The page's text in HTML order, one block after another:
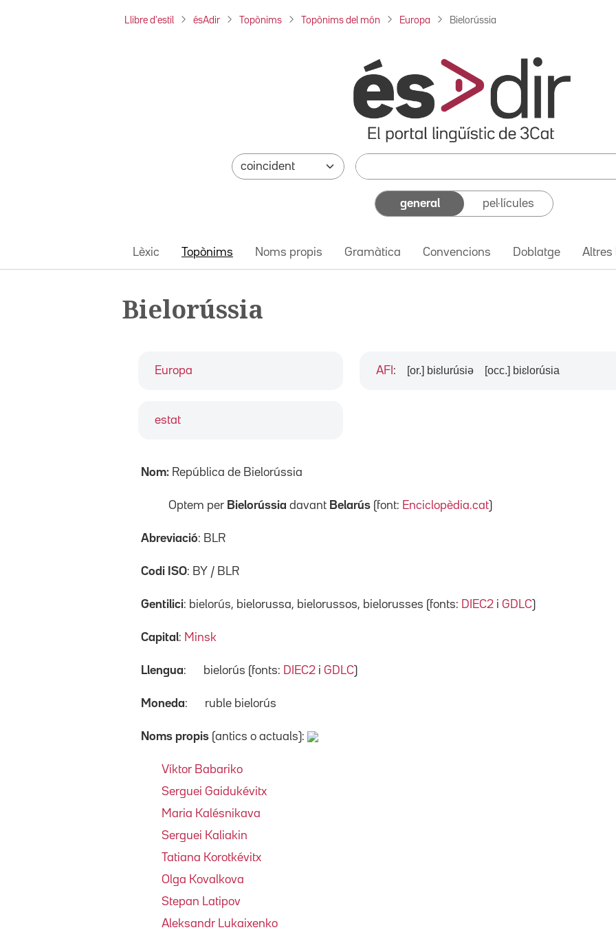
Llibre d'estil ésAdir Topònims Topònims del món Europa Bielorússia
general pel·lícules
Lèxic Topònims Noms propis Gramàtica Convencions Doblatge Altres
Bielorússia
Europa
estat
AFI : [or.] biɛlurúsiə [occ.] biɛlorúsia
Nom: República de Bielorússia
Optem per Bielorússia davant Belarús (font: Enciclopèdia.cat)
Abreviació: BLR
Codi ISO: BY / BLR
Gentilici: bielorús, bielorussa, bielorussos, bielorusses (fonts: DIEC2 i GDLC)
Capital: Minsk
Llengua: bielorús (fonts: DIEC2 i GDLC)
Moneda: ruble bielorús
Noms propis (antics o actuals):
Víktor Babariko
Serguei Gaidukévitx
Maria Kalésnikava
Serguei Kaliakin
Tatiana Korotkévitx
Olga Kovalkova
Stepan Latipov
Aleksandr Lukaixenko